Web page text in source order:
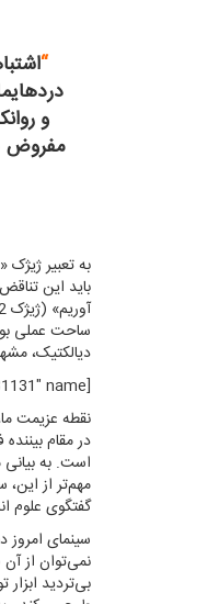
“
و
مفروض
به تعبیر
باید این
ساحت عملی
دیالکتیک،
[irp posts=”1362831131″ name=”مستند کوتاه +15 (مثبت پانزده)”]
نقطه عزیمت
در مقام
است. به
مهم‌تر از
گفتگوی علوم
سینمای امروز
نمی‌توان از
بی‌تردید